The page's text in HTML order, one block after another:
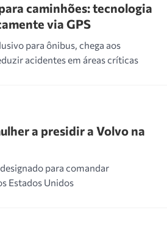
caminhões: tecnologia
via GPS
para ônibus, chega aos
acidentes em áreas críticas
a presidir a Volvo na
para comandar
Estados Unidos